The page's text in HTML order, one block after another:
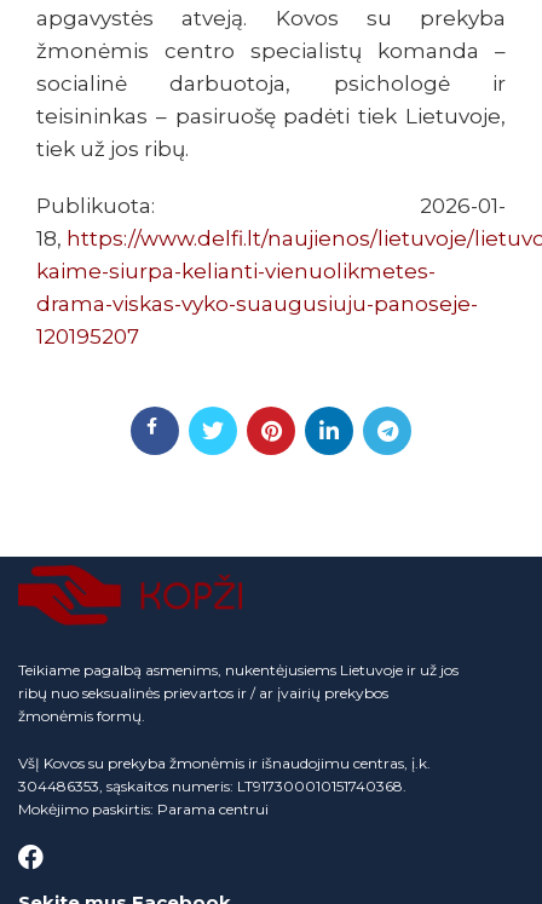
apgavystės atveją. Kovos su prekyba
žmonėmis centro specialistų komanda –
socialinė darbuotoja, psichologė ir
teisininkas – pasiruošę padėti tiek Lietuvoje,
tiek už jos ribų.
Publikuota: 2026-01-
18, https://www.delfi.lt/naujienos/lietuvoje/
kaime-siurpa-kelianti-vienuolikmetes-
drama-viskas-vyko-suaugusiuju-panoseje-
120195207
Teikiame pagalbą asmenims, nukentėjusiems Lietuvoje ir už jos
ribų nuo seksualinės prievartos ir / ar įvairių prekybos
žmonėmis formų.
VšĮ Kovos su prekyba žmonėmis ir išnaudojimu centras, į.k.
304486353, sąskaitos numeris: LT917300010151740368.
Mokėjimo paskirtis: Parama centrui